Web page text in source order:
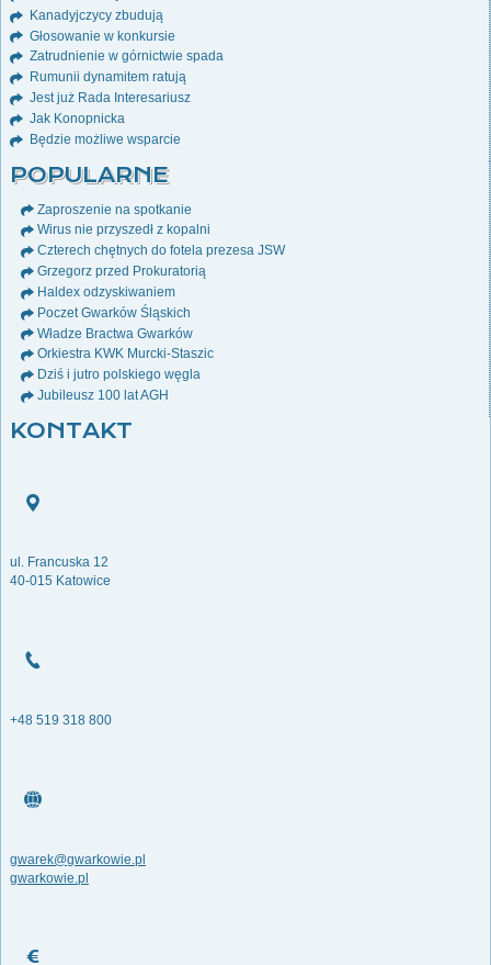
Kanadyjczycy zbudują
Głosowanie w konkursie
Zatrudnienie w górnictwie spada
Rumunii dynamitem ratują
Jest już Rada Interesariusz
Jak Konopnicka
Będzie możliwe wsparcie
POPULARNE
Zaproszenie na spotkanie
Wirus nie przyszedł z kopalni
Czterech chętnych do fotela prezesa JSW
Grzegorz przed Prokuratorią
Haldex odzyskiwaniem
Poczet Gwarków Śląskich
Władze Bractwa Gwarków
Orkiestra KWK Murcki-Staszic
Dziś i jutro polskiego węgla
Jubileusz 100 lat AGH
KONTAKT
ul. Francuska 12
40-015 Katowice
+48 519 318 800
gwarek@gwarkowie.pl
gwarkowie.pl